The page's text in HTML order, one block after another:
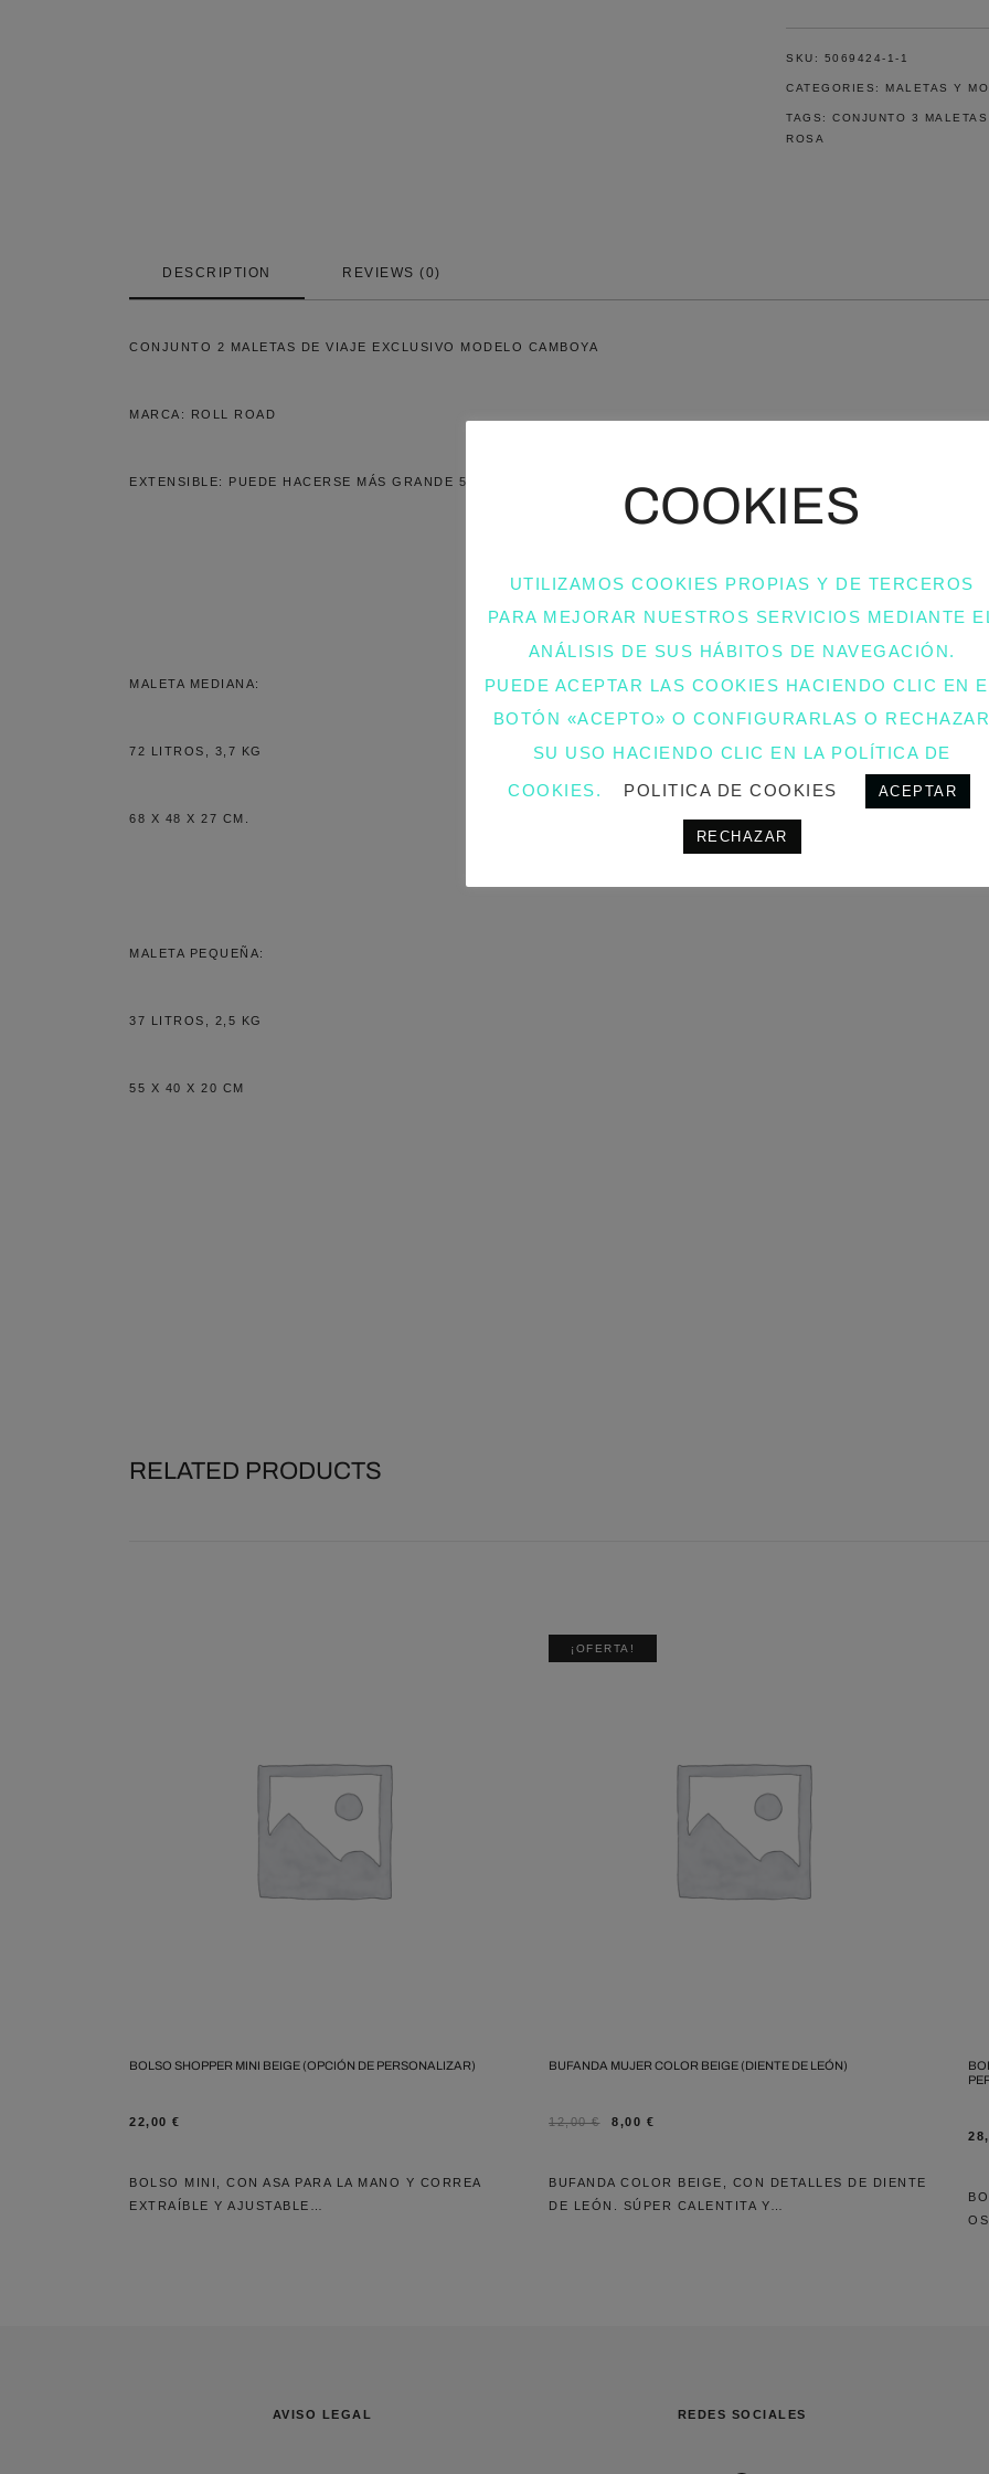
NEGRAS
MOD.
ABS
SKU: 5069424-1-1
CATEGORIES: MALETAS Y
TAGS: CONJUNTO 3
ROSA
DESCRIPTION REVIEWS (0)
CONJUNTO 2 MALETAS DE VIAJE EXCLUSIVO MODELO CAMBOYA
MARCA: ROLL ROAD
EXTENSIBLE: PUEDE HACERSE MÁS GRANDE 5 CM
MALETA MEDIANA:
72 LITROS, 3,7 KG
68 X 48 X 27 CM.
MALETA PEQUEÑA:
37 LITROS, 2,5 KG
55 X 40 X 20 CM
RELATED PRODUCTS
BOLSO SHOPPER MINI BEIGE (OPCIÓN DE PERSONALIZAR)
22,00 €
BOLSO MINI, CON ASA PARA LA MANO Y CORREA
EXTRAÍBLE Y AJUSTABLE…
¡OFERTA!
BUFANDA MUJER COLOR BEIGE (DIENTE DE LEÓN)
12,00€ 8,00 €
BUFANDA COLOR BEIGE, CON DETALLES DE DIENTE
DE LEÓN. SÚPER CALENTITA Y…
AVISO LEGAL REDES SOCIALES
COOKIES
UTILIZAMOS COOKIES PROPIAS Y DE TERCEROS
PARA MEJORAR NUESTROS SERVICIOS MEDIANTE
ANÁLISIS DE SUS HÁBITOS DE NAVEGACIÓN.
PUEDE ACEPTAR LAS COOKIES HACIENDO CLIC EN
BOTÓN «ACEPTO» O CONFIGURARLAS O RECHAZAR
SU USO HACIENDO CLIC EN LA POLÍTICA DE
COOKIES.
POLITICA DE COOKIES ACEPTAR
RECHAZAR